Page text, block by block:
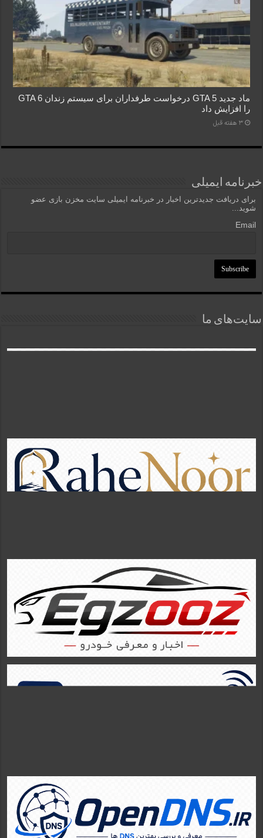
ماد جدید GTA 5 درخواست طرفداران برای سیستم زندان GTA 6
را افزایش داد
3 هفته قبل
خبرنامه ایمیلی
برای دریافت جدیدترین اخبار در خبرنامه ایمیلی سایت مخزن بازی عضو
شوید...
Email
سایت‌های ما